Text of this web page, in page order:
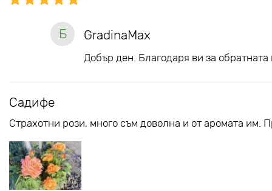
Б GradinaMax
Добър ден. Благодаря ви за обратната
Садифе
Страхотни рози, много съм доволна и от аромата им.